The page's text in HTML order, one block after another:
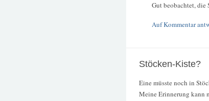
Gut beobachtet, die
Auf Kommentar
Stöcken-Kiste?
Eine müsste noch in
Meine Erinnerung kann